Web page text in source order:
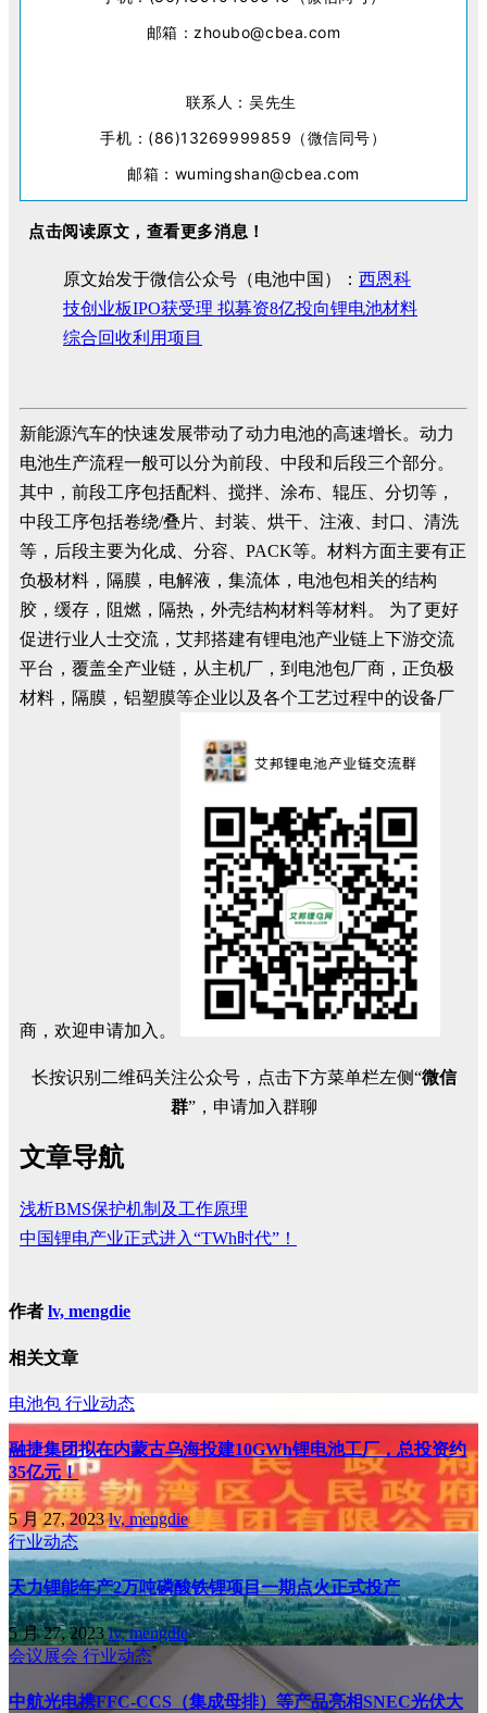
邮箱：zhoubo@cbea.com
联系人：吴先生
手机：(86)13269999859（微信同号）
邮箱：wumingshan@cbea.com
点击阅读原文，查看更多消息！
原文始发于微信公众号（电池中国）： 西恩科
技创业板IPO获受理 拟募资8亿投向锂电池材料
综合回收利用项目
新能源汽车的快速发展带动了动力电池的高速增长。动力
电池生产流程一般可以分为前段、中段和后段三个部分。
其中，前段工序包括配料、搅拌、涂布、辊压、分切等，
中段工序包括卷绕/叠片、封装、烘干、注液、封口、清洗
等，后段主要为化成、分容、PACK等。材料方面主要有正
负极材料，隔膜，电解液，集流体，电池包相关的结构
胶，缓存，阻燃，隔热，外壳结构材料等材料。 为了更好
促进行业人士交流，艾邦搭建有锂电池产业链上下游交流
平台，覆盖全产业链，从主机厂，到电池包厂商，正负极
材料，隔膜，铝塑膜等企业以及各个工艺过程中的设备厂
商，欢迎申请加入。
长按识别二维码关注公众号，点击下方菜单栏左侧“微信
群”，申请加入群聊
文章导航
浅析BMS保护机制及工作原理
中国锂电产业正式进入“TWh时代”！
作者 lv, mengdie
相关文章
电池包 行业动态
融捷集团拟在内蒙古乌海投建10GWh锂电池工厂，总投资约
35亿元！
5 月 27, 2023lv, mengdie
行业动态
天力锂能年产2万吨磷酸铁锂项目一期点火正式投产
5 月 27, 2023lv, mengdie
会议展会 行业动态
中航光电携FFC-CCS（集成母排）等产品亮相SNEC光伏大